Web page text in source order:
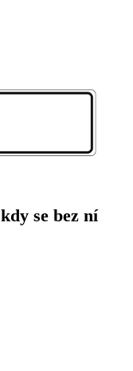
se bez ní